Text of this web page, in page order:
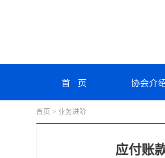
首 页 协会介
首页 > 业务进阶
应付账